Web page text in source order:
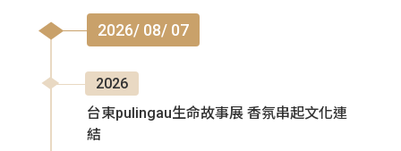
2026/ 08/ 07
2026
台東pulingau生命故事展 香氛串起文化連
結